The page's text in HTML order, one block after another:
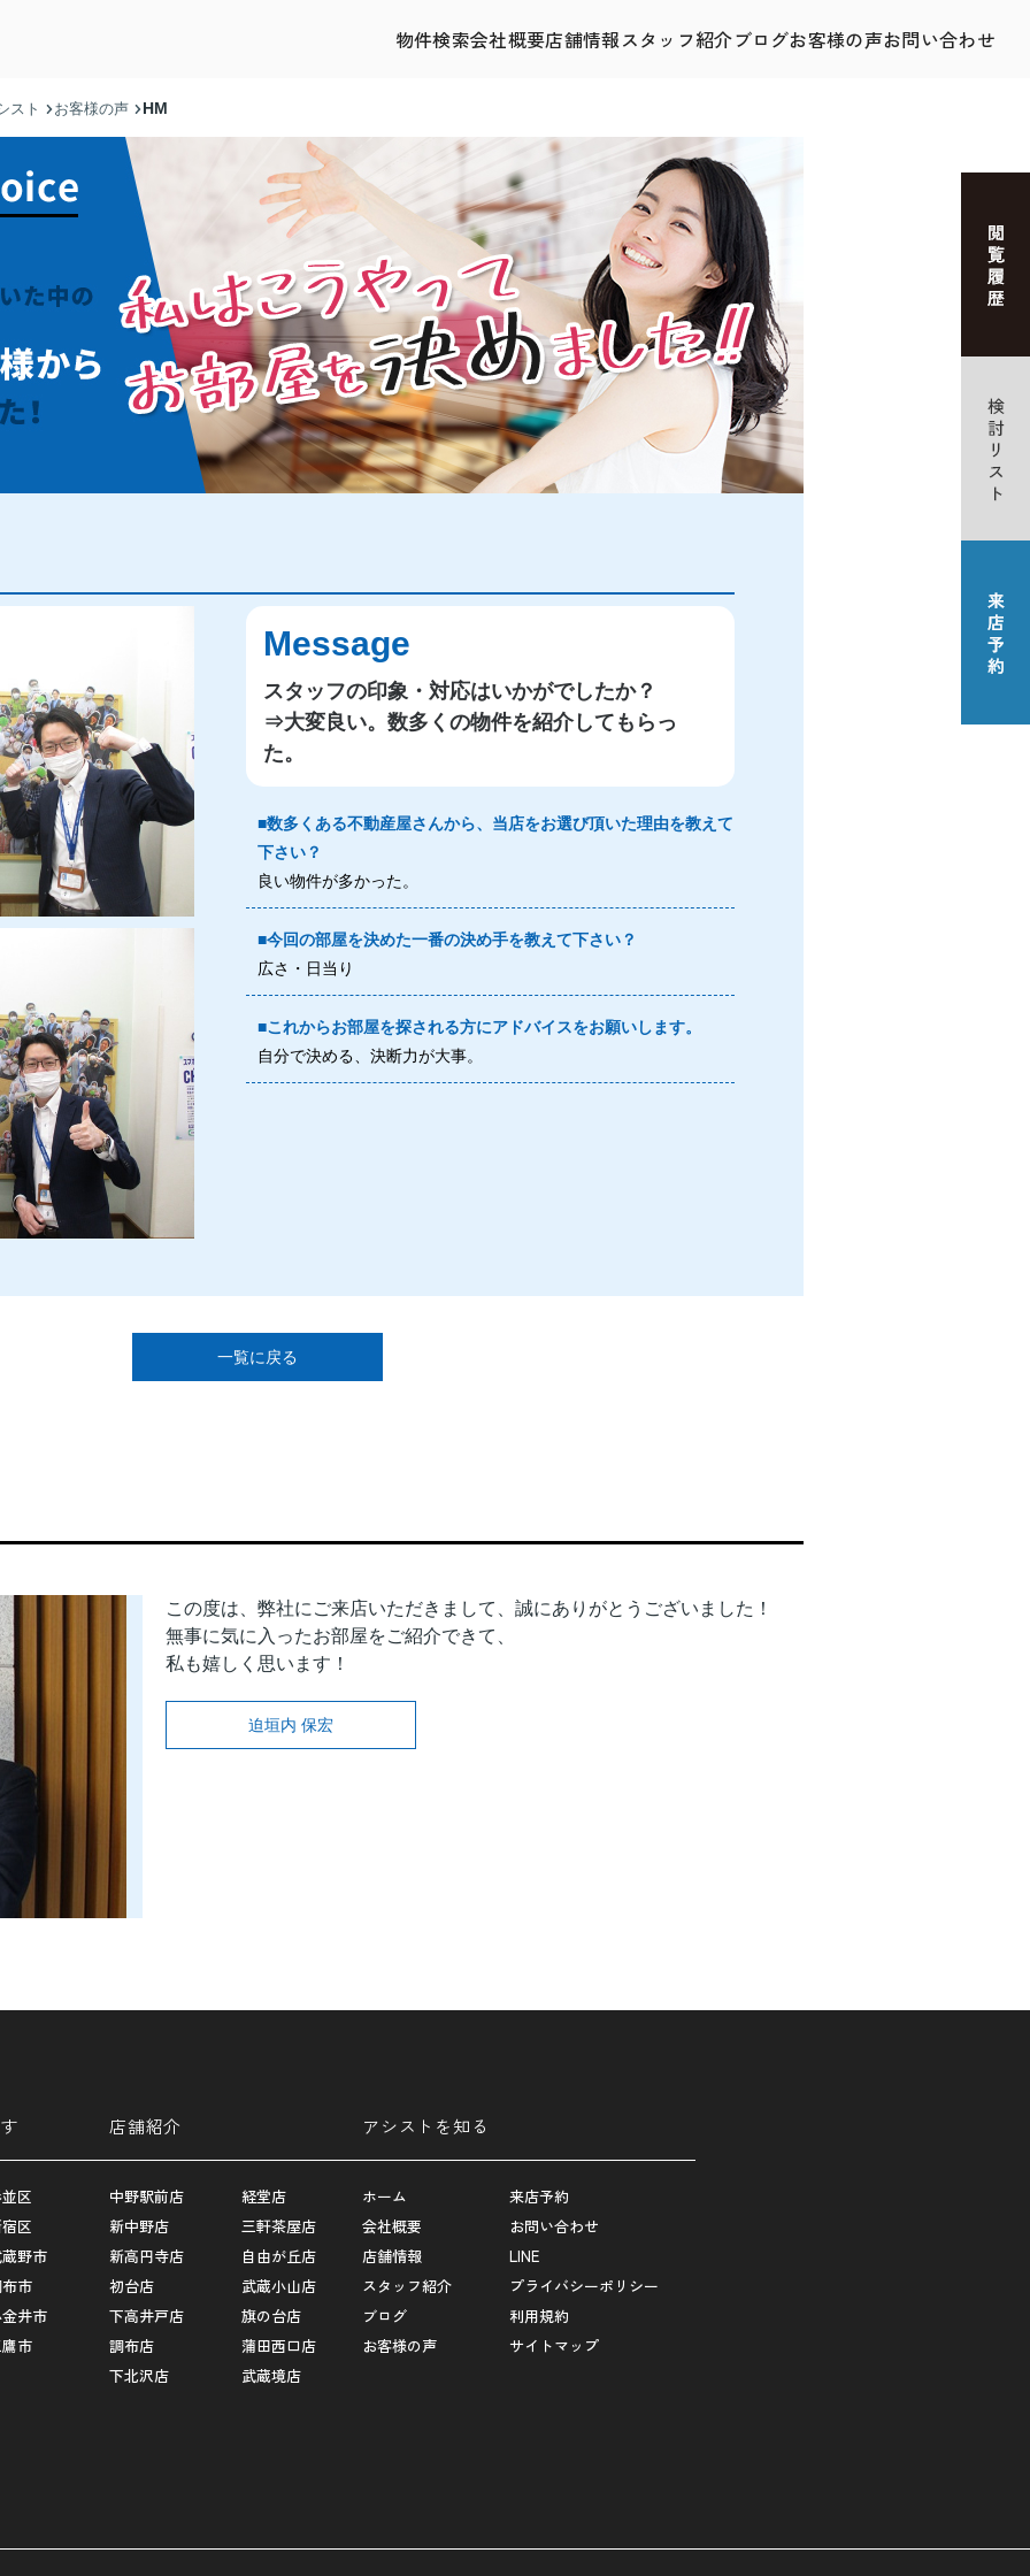
物件検索会社概要店舗情報スタッフ紹介ブログお客様の声お問い合わせ
スト お客様の声 HM
Message
スタッフの印象・対応はいかがでしたか？
⇒大変良い。数多くの物件を紹介してもらっ
た。
■数多くある不動産屋さんから、当店をお選び頂いた理由を教えて
下さい？
良い物件が多かった。
■今回の部屋を決めた一番の決め手を教えて下さい？
広さ・日当り
■これからお部屋を探される方にアドバイスをお願いします。
自分で決める、決断力が大事。
一覧に戻る
この度は、弊社にご来店いただきまして、誠にありがとうございました！
無事に気に入ったお部屋をご紹介できて、
私も嬉しく思います！
迫垣内 保宏
区
区
野市
市
井市
市
店舗紹介
中野駅前店
新中野店
新高円寺店
初台店
下高井戸店
調布店
下北沢店
経堂店
三軒茶屋店
自由が丘店
武蔵小山店
旗の台店
蒲田西口店
武蔵境店
アシストを知る
ホーム
会社概要
店舗情報
スタッフ紹介
ブログ
お客様の声
来店予約
お問い合わせ
LINE
プライバシーポリシー
利用規約
サイトマップ